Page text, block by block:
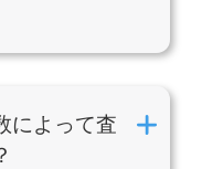
によって査